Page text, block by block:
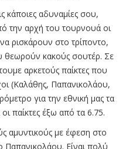
κάποιες αδυναμίες σου,
την αρχή του τουρνουά οι
ρισκάρουν στο τρίποντο,
θεωρούν κακούς σουτέρ. Σε
αρκετούς παίκτες που
(Καλάθης, Παπανικολάου,
για την εθνική μας τα
παίκτες έξω από τα 6.75.
αμυντικούς με έφεση στο
Είναι πολύ